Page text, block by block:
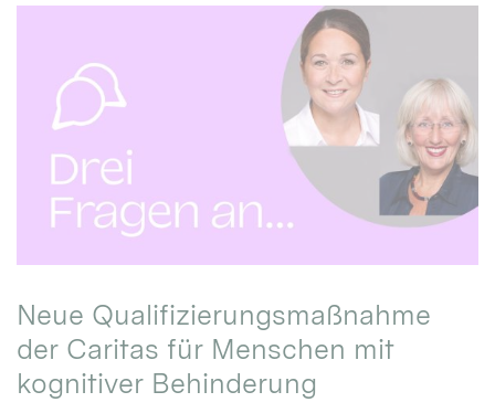
Neue Qualifizierungsmaßnahme
der Caritas für Menschen mit
kognitiver Behinderung